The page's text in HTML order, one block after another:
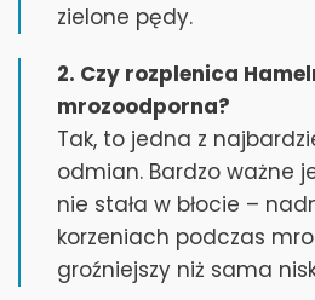
zielone pędy.
2. Czy rozplenica
mrozoodporna?
Tak, to jedna z
odmian. Bardzo ważne
nie stała w błocie –
korzeniach podczas
groźniejszy niż sama